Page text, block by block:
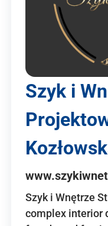
Szyk i
Szyk i Wnętrze
complex interior